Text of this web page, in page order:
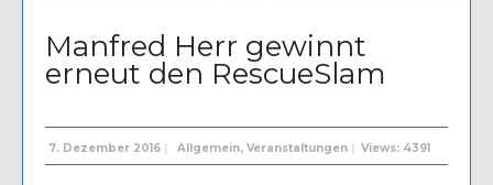
Manfred Herr gewinnt
erneut den RescueSlam
7. Dezember 2016 Allgemein, Veranstaltungen Views: 4391